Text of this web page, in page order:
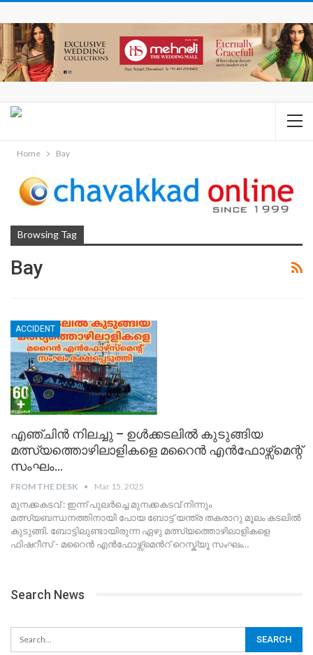
Home Bay
Browsing Tag
Bay
ACCIDENT
എഞ്ചിൻ നിലച്ചു – ഉൾക്കടലിൽ കുടുങ്ങിയ
മത്സ്യത്തൊഴിലാളികളെ മറൈൻ എൻഫോഴ്സ്മെന്റ്
സംഘം…
FROM THE DESK Mar 15, 2025
മുനക്കകടവ് : ഇന്ന് പുലർച്ചെ മുനക്കകടവ് നിന്നും
മത്സ്യബന്ധനത്തിനായി പോയ ബോട്ട് യന്ത്ര തകരാറു മൂലം കടലില്‍
കുടുങ്ങി. ബോട്ടിലുണ്ടായിരുന്ന ഏഴു മത്സ്യത്തൊഴിലാളികളെ
ഫിഷറീസ് - മറൈൻ എൻഫോഴ്സ്മെൻറ് റെസ്ക്യൂ സംഘം…
Search News